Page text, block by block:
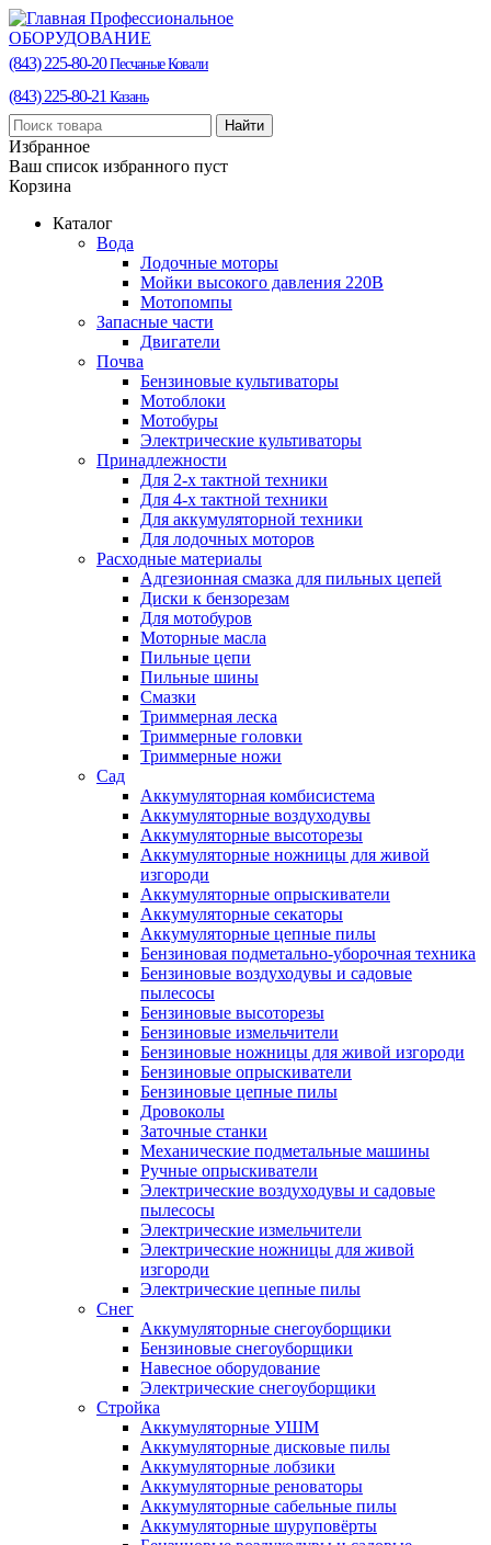
Профессиональное
ОБОРУДОВАНИЕ
(843) 225-80-20Песчаные Ковали
(843) 225-80-21 Казань
Найти
Избранное
Ваш список избранного пуст
Корзина
Каталог
Вода
Лодочные моторы
Мойки высокого давления 220В
Мотопомпы
Запасные части
Двигатели
Почва
Бензиновые культиваторы
Мотоблоки
Мотобуры
Электрические культиваторы
Принадлежности
Для 2-х тактной техники
Для 4-х тактной техники
Для аккумуляторной техники
Для лодочных моторов
Расходные материалы
Адгезионная смазка для пильных цепей
Диски к бензорезам
Для мотобуров
Моторные масла
Пильные цепи
Пильные шины
Смазки
Триммерная леска
Триммерные головки
Триммерные ножи
Сад
Аккумуляторная комбисистема
Аккумуляторные воздуходувы
Аккумуляторные высоторезы
Аккумуляторные ножницы для живой
изгороди
Аккумуляторные опрыскиватели
Аккумуляторные секаторы
Аккумуляторные цепные пилы
Бензиновая подметально-уборочная техника
Бензиновые воздуходувы и садовые
пылесосы
Бензиновые высоторезы
Бензиновые измельчители
Бензиновые ножницы для живой изгороди
Бензиновые опрыскиватели
Бензиновые цепные пилы
Дровоколы
Заточные станки
Механические подметальные машины
Ручные опрыскиватели
Электрические воздуходувы и садовые
пылесосы
Электрические измельчители
Электрические ножницы для живой
изгороди
Электрические цепные пилы
Снег
Аккумуляторные снегоуборщики
Бензиновые снегоуборщики
Навесное оборудование
Электрические снегоуборщики
Стройка
Аккумуляторные УШМ
Аккумуляторные дисковые пилы
Аккумуляторные лобзики
Аккумуляторные реноваторы
Аккумуляторные сабельные пилы
Аккумуляторные шуруповёрты